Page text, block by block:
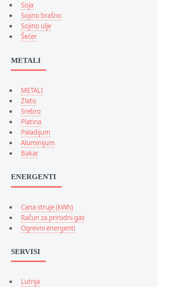
Soja
Sojino brašno
Sojino ulje
Šećer
METALI
METALI
Zlato
Srebro
Platina
Paladijum
Aluminijum
Bakar
ENERGENTI
Cana struje (kWh)
Račun za prirodni gas
Ogrevni energenti
SERVISI
Lutrija